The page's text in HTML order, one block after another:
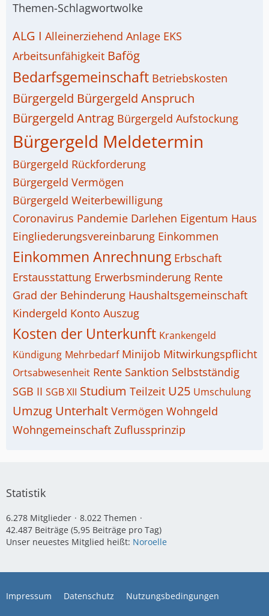
Themen-Schlagwortwolke
ALG I Alleinerziehend Anlage EKS
Arbeitsunfähigkeit Bafög
Bedarfsgemeinschaft Betriebskosten
Bürgergeld Bürgergeld Anspruch
Bürgergeld Antrag Bürgergeld Aufstockung
Bürgergeld Meldetermin
Bürgergeld Rückforderung
Bürgergeld Vermögen
Bürgergeld Weiterbewilligung
Coronavirus Pandemie Darlehen Eigentum Haus
Eingliederungsvereinbarung Einkommen
Einkommen Anrechnung Erbschaft
Erstausstattung Erwerbsminderung Rente
Grad der Behinderung Haushaltsgemeinschaft
Kindergeld Konto Auszug
Kosten der Unterkunft Krankengeld
Kündigung Mehrbedarf Minijob Mitwirkungspflicht
Ortsabwesenheit Rente Sanktion Selbstständig
SGB II SGB XII Studium Teilzeit U25 Umschulung
Umzug Unterhalt Vermögen Wohngeld
Wohngemeinschaft Zuflussprinzip
Statistik
6.278 Mitglieder
8.022 Themen
42.487 Beiträge (5,95 Beiträge pro Tag)
Unser neuestes Mitglied heißt: Noroelle
Impressum Datenschutz Nutzungsbedingungen